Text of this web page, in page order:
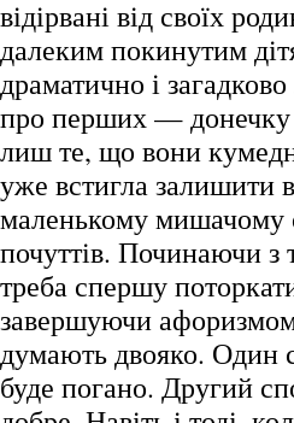
відірвані від своїх
далеким покинутим
драматично і
про перших —
лиш те, що вони
уже встигла залишити
маленькому мишачому
почуттів. Починаючи
треба спершу
завершуючи
думають двояко.
буде погано. Другий